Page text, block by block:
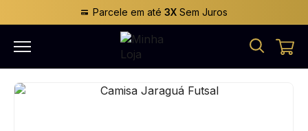
Parcele em até 3XSem Juros